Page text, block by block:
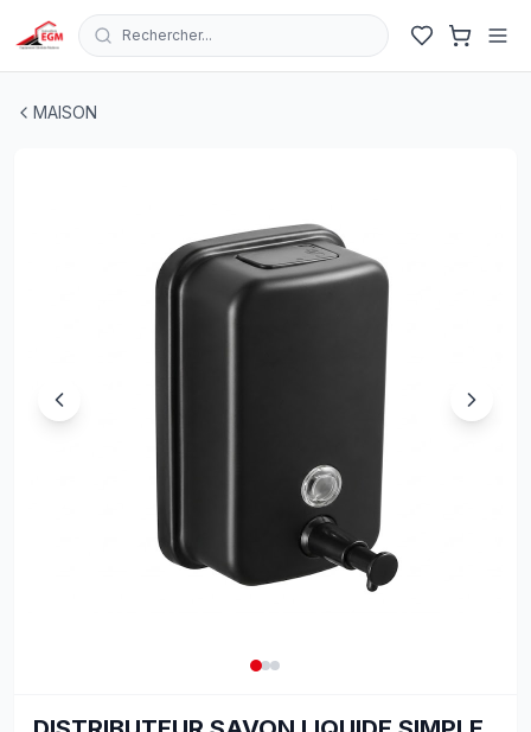
Rechercher...
MAISON